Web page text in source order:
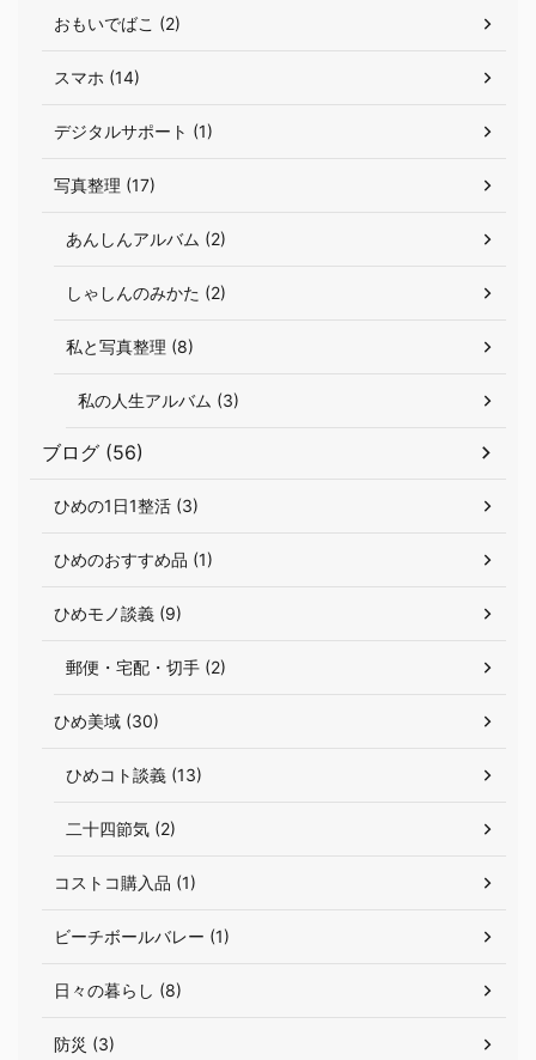
おもいでばこ (2)
スマホ (14)
デジタルサポート (1)
写真整理 (17)
あんしんアルバム (2)
しゃしんのみかた (2)
私と写真整理 (8)
私の人生アルバム (3)
ブログ (56)
ひめの1日1整活 (3)
ひめのおすすめ品 (1)
ひめモノ談義 (9)
郵便・宅配・切手 (2)
ひめ美域 (30)
ひめコト談義 (13)
二十四節気 (2)
コストコ購入品 (1)
ビーチボールバレー (1)
日々の暮らし (8)
防災 (3)